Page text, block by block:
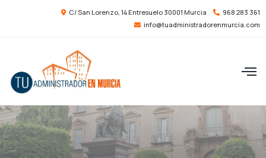
C/ San Lorenzo, 14 Entresuelo 30001 Murcia
968 283 361
info@tuadministradorenmurcia.com